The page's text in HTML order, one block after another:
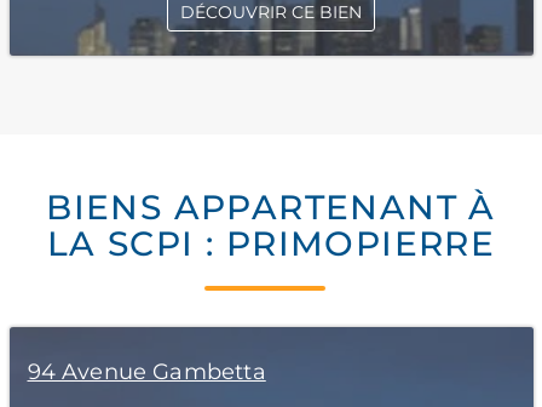
DÉCOUVRIR CE BIEN
BIENS APPARTENANT À
LA SCPI : PRIMOPIERRE
94 Avenue Gambetta